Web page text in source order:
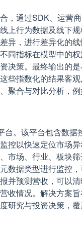
，通过SDK、运营
行为数据及线下规
异，进行差异化的
同指标在模型中的
决策。最终输出的
些指数化的结果客
聚合与对比分析，
。该平台包含数
控以快速定位市场
市场、行业、板块
数据类型进行监控
并预测营收，可以
收情况。解决方案
究与投资决策，覆